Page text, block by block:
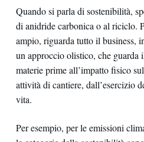
Quando si parla di sostenibilità,
di anidride carbonica o al riciclo.
ampio, riguarda tutto il business,
un approccio olistico, che guarda
materie prime all’impatto fisico
attività di cantiere, dall’esercizio
vita.
Per esempio, per le emissioni